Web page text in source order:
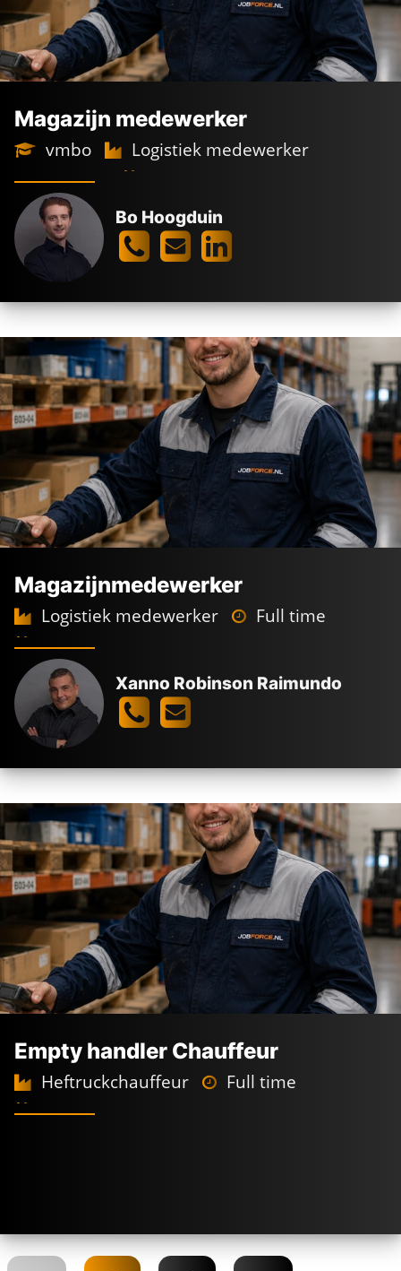
Magazijn medewerker
vmbo
Logistiek medewerker
Full time
€2.600 -€3.600
Bo Hoogduin
Magazijnmedewerker
Logistiek medewerker
Full time
Dagdienst
€2.650 -€3.000Xanno Robinson Raimundo
Empty handler Chauffeur
Heftruckchauffeur
Full time
2-ploegendienst